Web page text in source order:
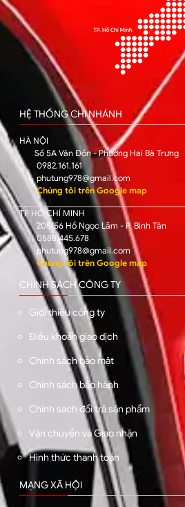
HỆ THỐNG CHI NHÁNH
HÀ NỘI
Số 5A Vân Đồn - Phường Hai Bà Trưng
0982.161.161
phutung978@gmail.com
Chúng tôi trên Google map
TP HỒ CHÍ MINH
205/56 Hồ Ngọc Lãm - P. Bình Tân
0588.445.678
phutung978@gmail.com
Chúng tôi trên Google map
CHÍNH SÁCH CÔNG TY
Giới thiệu công ty
Điều khoản giao dịch
Chính sách bảo mật
Chính sách bảo hành
Chính sách đổi trả sản phẩm
Vận chuyển và Giao nhận
Hình thức thanh toán
MẠNG XÃ HỘI